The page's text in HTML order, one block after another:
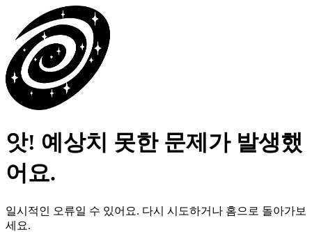
앗! 예상치 못한 문제가 발생했
어요.
일시적인 오류일 수 있어요. 다시 시도하거나 홈으로 돌아가보
세요.